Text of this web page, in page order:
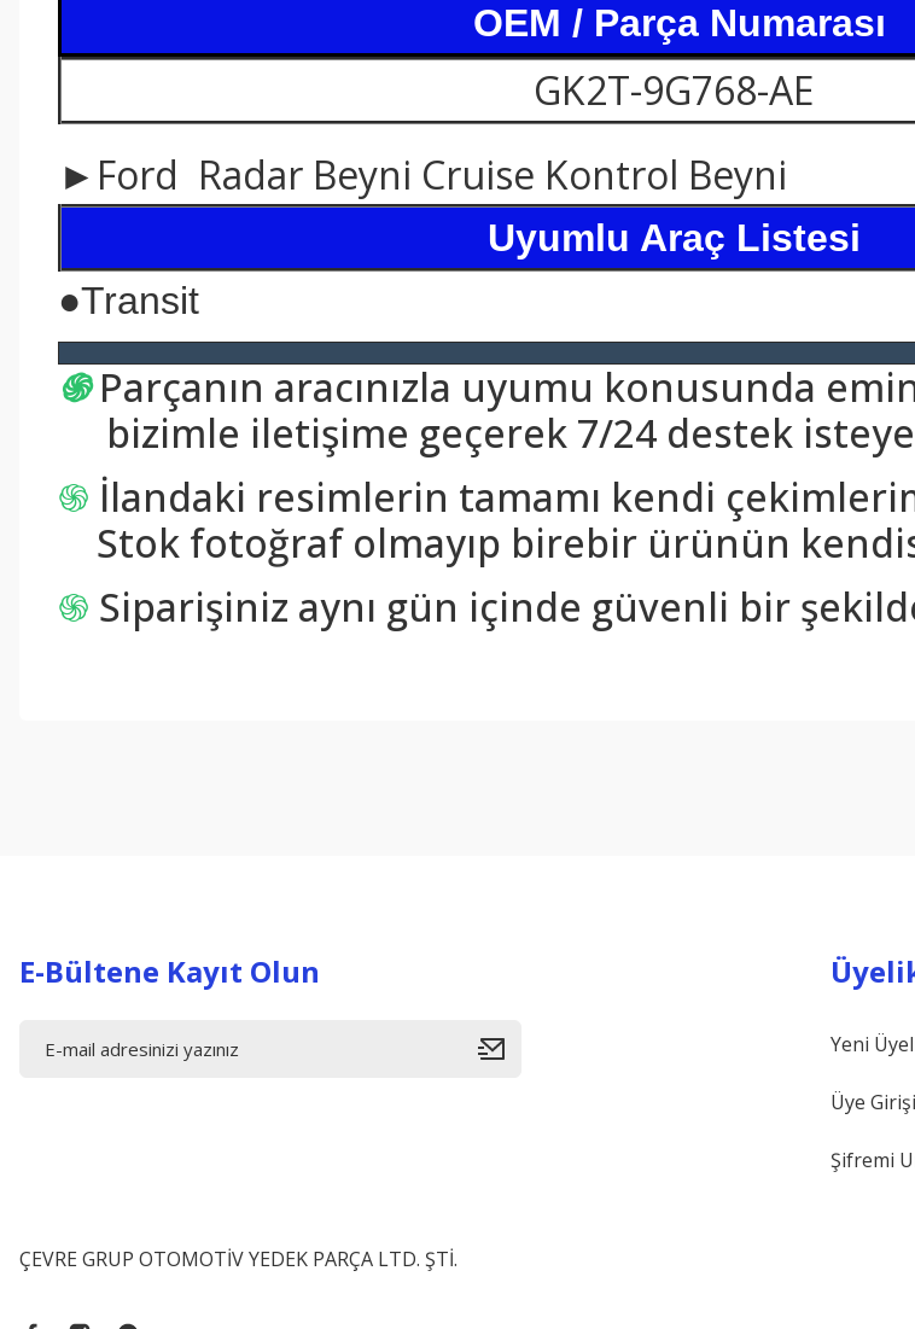
OEM / Parça Numarası
GK2T-9G768-AE
►Ford Radar Beyni Cruise Kontrol Beyni
Uyumlu Araç Listesi
●Transit
֍ Parçanın aracınızla uyumu konusunda
bizimle iletişime geçerek 7/24 destek
֍ İlandaki resimlerin tamamı kendi
Stok fotoğraf olmayıp birebir ürünün
֍ Siparişiniz aynı gün içinde güvenli bir
E-Bültene Kayıt Olun
ÇEVRE GRUP OTOMOTİV YEDEK PARÇA LTD. ŞTİ.
Yeni
Üye Girişi
Şifremi